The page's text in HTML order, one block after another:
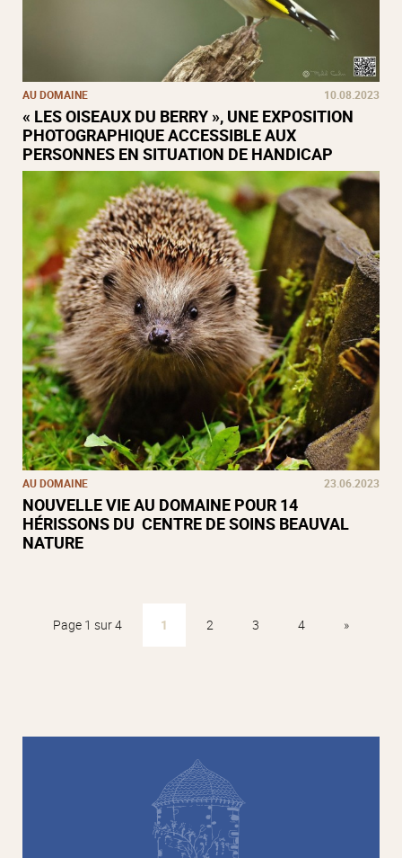
AU DOMAINE 10.08.2023
« LES OISEAUX DU BERRY », UNE EXPOSITION
PHOTOGRAPHIQUE ACCESSIBLE AUX
PERSONNES EN SITUATION DE HANDICAP
AU DOMAINE 23.06.2023
NOUVELLE VIE AU DOMAINE POUR 14
HÉRISSONS DU CENTRE DE SOINS BEAUVAL
NATURE
Page 1 sur 4 1 2 3 4 »